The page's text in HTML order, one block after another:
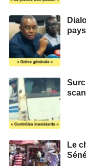
Le